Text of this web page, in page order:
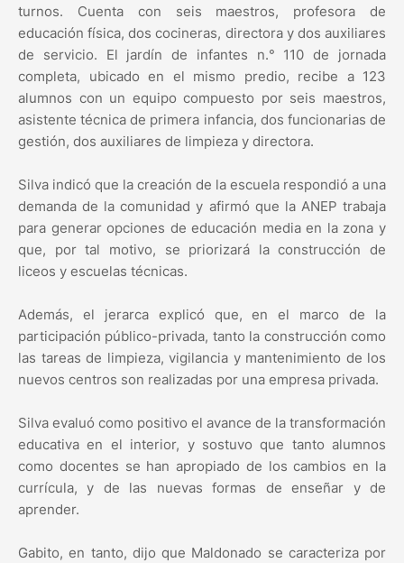
turnos. Cuenta con seis maestros, profesora de
educación física, dos cocineras, directora y dos auxiliares
de servicio. El jardín de infantes n.° 110 de jornada
completa, ubicado en el mismo predio, recibe a 123
alumnos con un equipo compuesto por seis maestros,
asistente técnica de primera infancia, dos funcionarias de
gestión, dos auxiliares de limpieza y directora.
Silva indicó que la creación de la escuela respondió a una
demanda de la comunidad y afirmó que la ANEP trabaja
para generar opciones de educación media en la zona y
que, por tal motivo, se priorizará la construcción de
liceos y escuelas técnicas.
Además, el jerarca explicó que, en el marco de la
participación público-privada, tanto la construcción como
las tareas de limpieza, vigilancia y mantenimiento de los
nuevos centros son realizadas por una empresa privada.
Silva evaluó como positivo el avance de la transformación
educativa en el interior, y sostuvo que tanto alumnos
como docentes se han apropiado de los cambios en la
currícula, y de las nuevas formas de enseñar y de
aprender.
Gabito, en tanto, dijo que Maldonado se caracteriza por